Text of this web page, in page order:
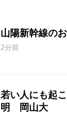
山陽新幹線の
2分前
若い人にも起
明 岡山大